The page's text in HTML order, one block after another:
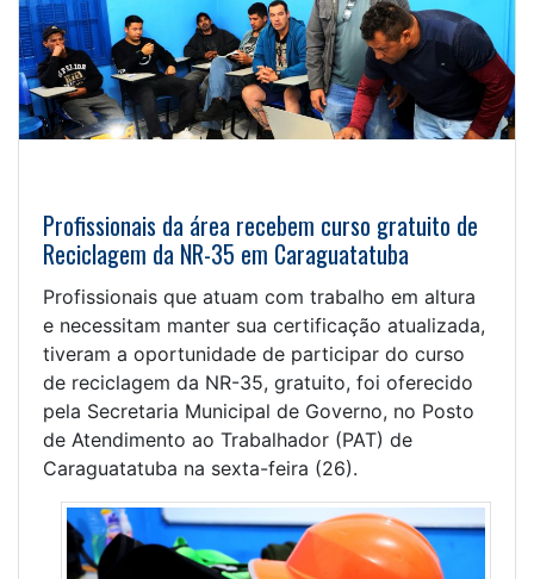
Profissionais da área recebem curso gratuito de
Reciclagem da NR-35 em Caraguatatuba
Profissionais que atuam com trabalho em altura
e necessitam manter sua certificação atualizada,
tiveram a oportunidade de participar do curso
de reciclagem da NR-35, gratuito, foi oferecido
pela Secretaria Municipal de Governo, no Posto
de Atendimento ao Trabalhador (PAT) de
Caraguatatuba na sexta-feira (26).